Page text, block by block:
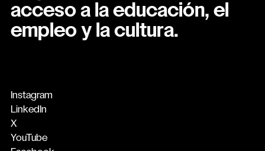
acceso a la educación, el
empleo y la cultura.
Instagram
LinkedIn
X
YouTube